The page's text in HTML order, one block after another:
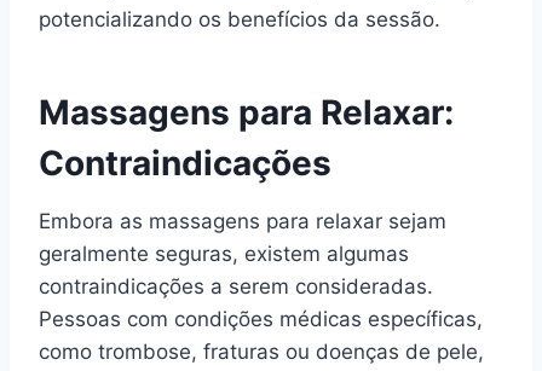
potencializando os benefícios da sessão.
Massagens para Relaxar:
Contraindicações
Embora as massagens para relaxar sejam
geralmente seguras, existem algumas
contraindicações a serem consideradas.
Pessoas com condições médicas específicas,
como trombose, fraturas ou doenças de pele,